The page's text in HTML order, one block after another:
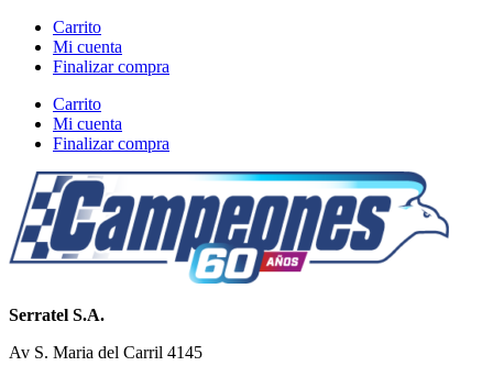
Carrito
Mi cuenta
Finalizar compra
Carrito
Mi cuenta
Finalizar compra
Serratel S.A.
Av S. Maria del Carril 4145